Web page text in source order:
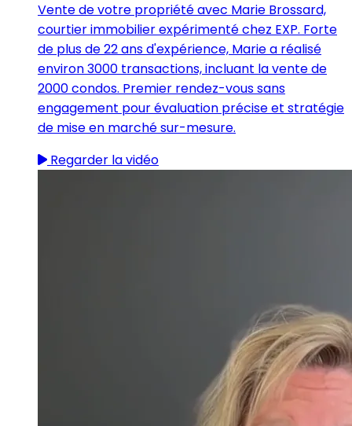
Vente de votre propriété avec Marie Brossard,
courtier immobilier expérimenté chez EXP. Forte
de plus de 22 ans d'expérience, Marie a réalisé
environ 3000 transactions, incluant la vente de
2000 condos. Premier rendez-vous sans
engagement pour évaluation précise et stratégie
de mise en marché sur-mesure.
Regarder la vidéo